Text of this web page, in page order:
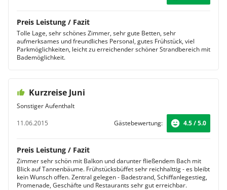
Preis Leistung / Fazit
Tolle Lage, sehr schönes Zimmer, sehr gute Betten, sehr
aufmerksames und freundliches Personal, gutes Frühstück, viel
Parkmöglichkeiten, leicht zu erreichender schöner Strandbereich mit
Bademöglichkeit.
Kurzreise Juni
Sonstiger Aufenthalt
11.06.2015
Gästebewertung: 4.5 / 5.0
Preis Leistung / Fazit
Zimmer sehr schön mit Balkon und darunter fließendem Bach mit
Blick auf Tannenbäume. Frühstücksbüffet sehr reichhalttig - es bleibt
kein Wunsch offen. Zentral gelegen - Badestrand, Schiffanlegestieg,
Promenade, Geschäfte und Restaurants sehr gut erreichbar.